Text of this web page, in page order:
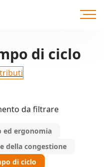
di ciclo
da filtrare
ed ergonomia
della congestione
di ciclo